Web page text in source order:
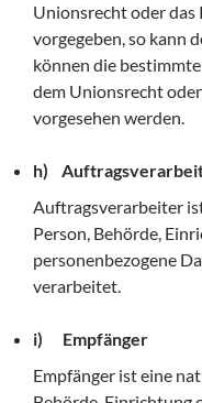
Unionsrecht oder
vorgegeben, so kann
können die
dem Unionsrecht
vorgesehen werden.
h)
Auftragsverarbeiter
Person, Behörde,
personenbezogene
verarbeitet.
i) Empfänger
Empfänger ist eine